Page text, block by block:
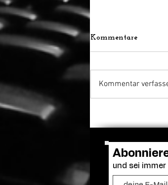
Hauptrolle,
Breakers 2“
Kommentare
Kommentar
und sei